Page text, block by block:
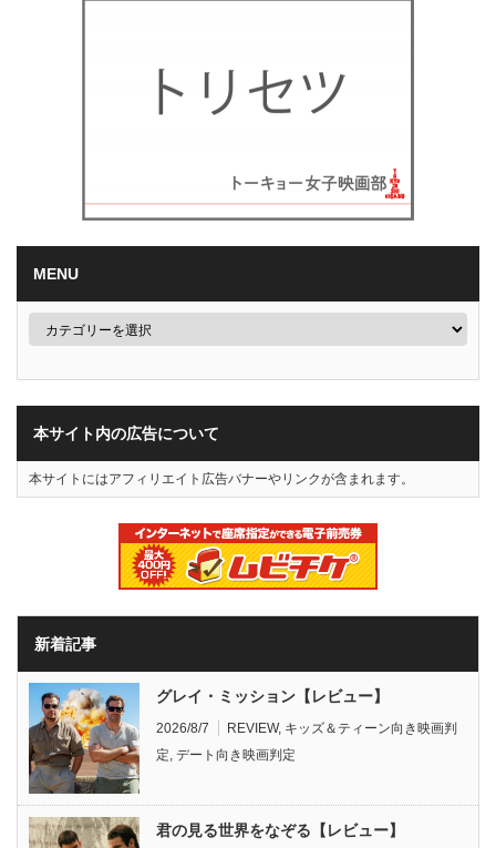
MENU
本サイト内の広告について
本サイトにはアフィリエイト広告バナーやリンクが含まれます。
新着記事
グレイ・ミッション【レビュー】
2026/8/7 REVIEW, キッズ＆ティーン向き映画判
定, デート向き映画判定
君の見る世界をなぞる【レビュー】